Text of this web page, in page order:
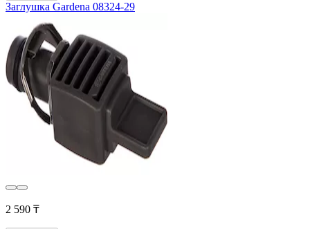
Заглушка Gardena 08324-29
2 590 ₸